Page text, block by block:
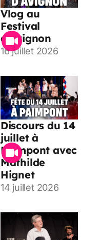
Vlog au
Festival
d’Avignon
16 juillet 2026
Discours du 14
juillet à
Paimpont avec
Mathilde
Hignet
14 juillet 2026